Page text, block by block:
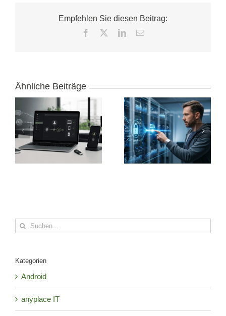
Empfehlen Sie diesen Beitrag:
Facebook LinkedIn
E-
Ähnliche Beiträge
Suche
nach:
Kategorien
Android
anyplace IT